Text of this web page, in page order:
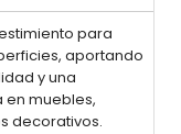
para
aportando
y una
muebles,
decorativos.